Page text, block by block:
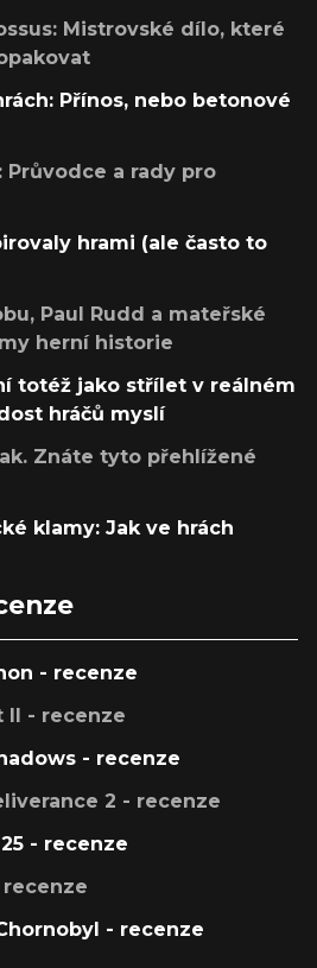
Mistrovské dílo, které
Přínos, nebo betonové
Průvodce a rady pro
hrami (ale často to
Paul Rudd a mateřské
herní historie
totéž jako střílet v reálném
hráčů myslí
Znáte tyto přehlížené
klamy: Jak ve hrách
- recenze
II - recenze
- recenze
2 - recenze
- recenze
- recenze